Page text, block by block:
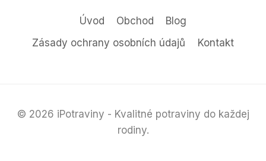
Úvod Obchod
Blog
Zásady ochrany osobních údajů
Kontakt
© 2026 iPotraviny - Kvalitné potraviny do každej
rodiny.